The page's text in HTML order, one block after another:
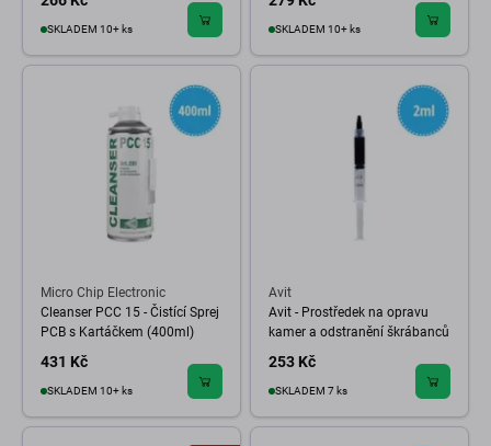
SKLADEM 10+ ks SKLADEM 10+ ks
Micro Chip Electronic
Cleanser PCC 15 - Čistící Sprej
PCB s Kartáčkem (400ml)
431 Kč
SKLADEM 10+ ks
Avit
Avit - Prostředek na opravu
kamer a odstranění škrábanců
253 Kč
SKLADEM 7 ks